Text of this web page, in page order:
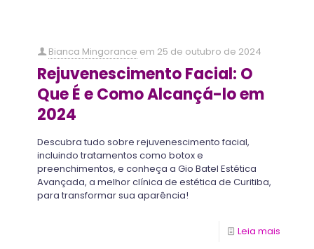
Bianca Mingorance em 25 de outubro de 2024
Rejuvenescimento Facial: O
Que É e Como Alcançá-lo em
2024
Descubra tudo sobre rejuvenescimento facial,
incluindo tratamentos como botox e
preenchimentos, e conheça a Gio Batel Estética
Avançada, a melhor clínica de estética de Curitiba,
para transformar sua aparência!
Leia mais